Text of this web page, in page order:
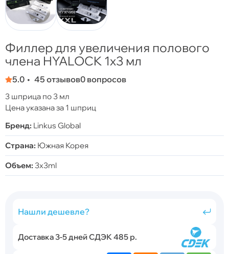
Филлер для увеличения полового
члена HYALOCK 1x3 мл
5.0 45 отзывов0 вопросов
3 шприца по 3 мл
Цена указана за 1 шприц
Бренд: Linkus Global
Страна: Южная Корея
Объем: 3x3ml
Нашли дешевле?
Доставка 3-5 дней СДЭК 485 р.